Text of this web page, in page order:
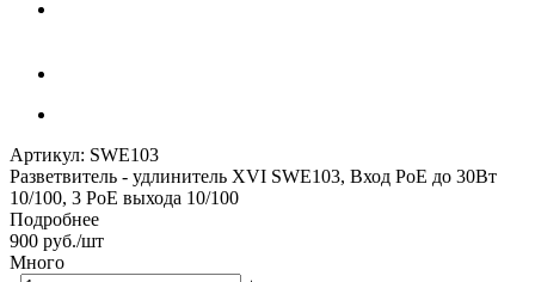
Артикул: SWE103
Разветвитель - удлинитель XVI SWE103, Вход PoE до 30Вт
10/100, 3 PoE выхода 10/100
Подробнее
900 руб./шт
Много